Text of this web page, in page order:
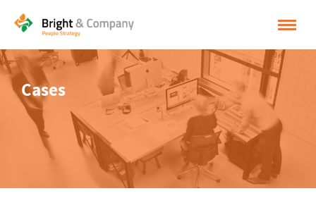
HOME
OPLOSSINGEN
INSPIRATIE
OVER BRIGHT & COMPANY
Cases